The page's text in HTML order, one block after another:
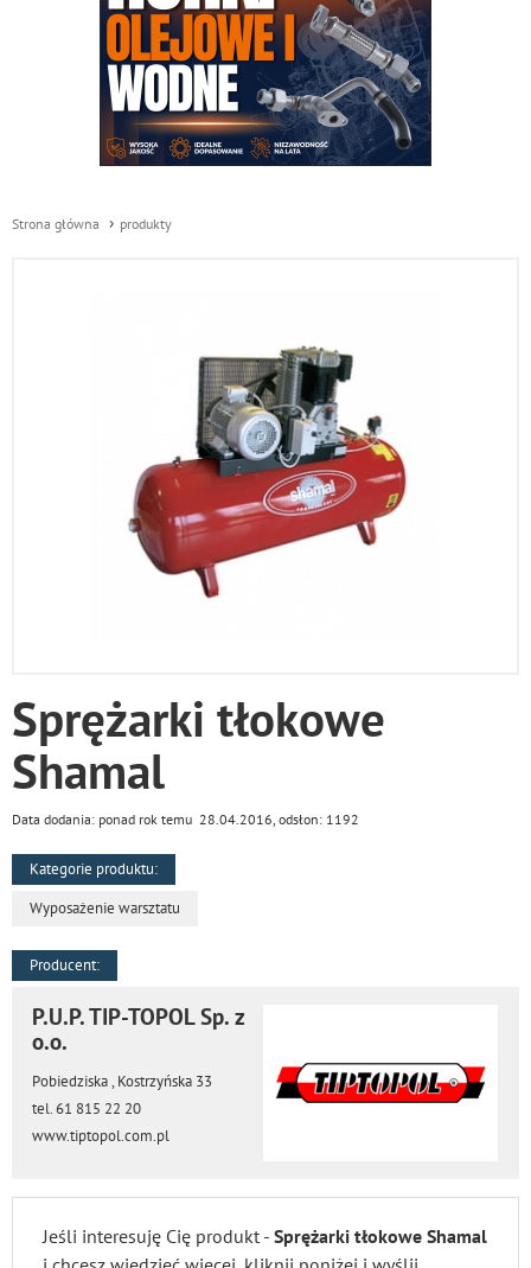
Strona główna produkty
Sprężarki tłokowe
Shamal
Data dodania: ponad rok temu 28.04.2016, odsłon: 1192
Kategorie produktu:
Wyposażenie warsztatu
Producent:
P.U.P. TIP-TOPOL Sp. z
o.o.
Pobiedziska , Kostrzyńska 33
tel. 61 815 22 20
www.tiptopol.com.pl
Jeśli interesuję Cię produkt - Sprężarki tłokowe Shamal